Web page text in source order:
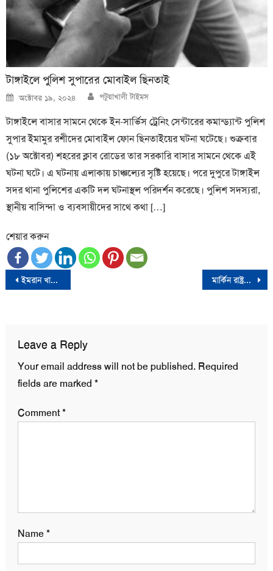
টাঙ্গাইলে পুলিশ সুপারের মোবাইল ছিনতাই
Posted
on
অক্টোবর ১৯, ২০২৪ Author
পটুয়াখালী টাইমস
টাঙ্গাইলে বাসার সামনে থেকে ইন-সার্ভিস ট্রেনিং সেন্টারের কমান্ড্যান্ট পুলিশ
সুপার ইমামুর রশীদের মোবাইল ফোন ছিনতাইয়ের ঘটনা ঘটেছে। শুক্রবার
(১৮ অক্টোবর) শহরের ক্লাব রোডের তার সরকারি বাসার সামনে থেকে এই
ঘটনা ঘটে। এ ঘটনায় এলাকায় চাঞ্চল্যের সৃষ্টি হয়েছে। পরে দুপুরে টাঙ্গাইল
সদর থানা পুলিশের একটি দল ঘটনাস্থল পরিদর্শন করেছে। পুলিশ সদস্যরা,
স্থানীয় বাসিন্দা ও ব্যবসায়ীদের সাথে কথা […]
শেয়ার করুন
Post
ইমরান খানের দলের পরাজিত প্রার্থীকে গুলি করে হত্যা মার্কিন রাষ্ট্রদূতের সাথে বিএনপি নেতা মন্ত্রী ড. মঈন খানের সাক্ষাত
Leave a Reply
Your email address will not be published. Required
fields are marked *
Comment*
Name*